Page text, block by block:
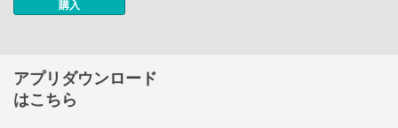
購入
アプリダウンロード
はこちら